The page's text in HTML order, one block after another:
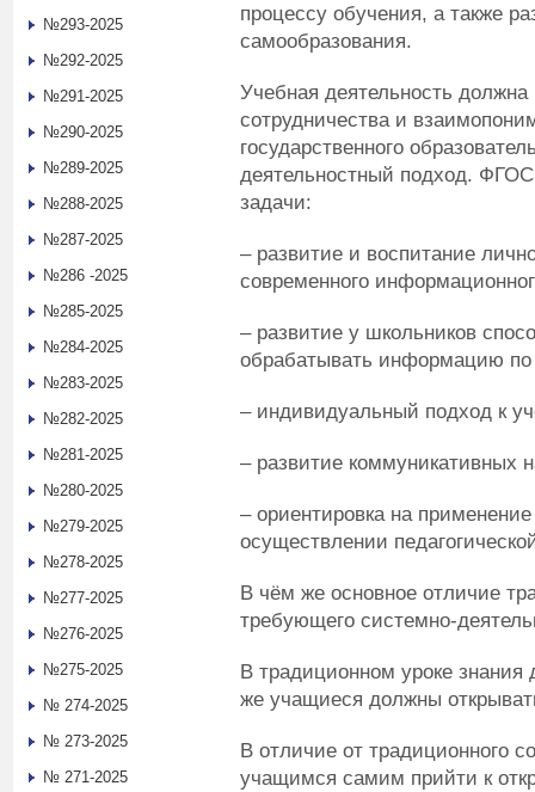
процессу обучения, а также
самообразования.
Учебная деятельность
сотрудничества и
государственного
деятельностный подход.
задачи:
– развитие и воспитание
современного
– развитие у школьников
обрабатывать информацию
– индивидуальный подход к
– развитие коммуникативных
– ориентировка на
осуществлении
В чём же основное отличие
требующего системно-
В традиционном уроке знания
же учащиеся должны
В отличие от традиционного
учащимся самим прийти к
№293-2025
№292-2025
№291-2025
№290-2025
№289-2025
№288-2025
№287-2025
№286 -2025
№285-2025
№284-2025
№283-2025
№282-2025
№281-2025
№280-2025
№279-2025
№278-2025
№277-2025
№276-2025
№275-2025
№ 274-2025
№ 273-2025
№ 271-2025